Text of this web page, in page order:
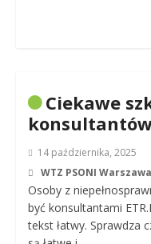
Ciekawe
konsultantów
14 października, 2025
WTZ PSONI Warszawa
Osoby z
być konsultantami
tekst łatwy. Sprawdza